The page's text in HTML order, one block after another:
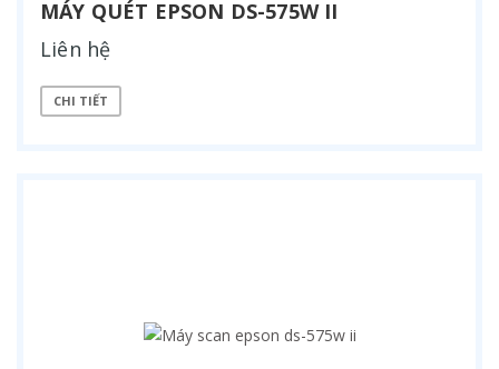
MÁY QUÉT EPSON DS-575W II
Liên hệ
CHI TIẾT